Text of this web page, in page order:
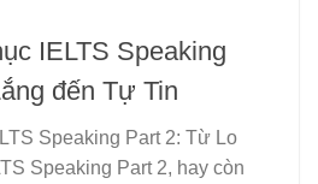
IELTS Speaking
đến Tự Tin
Speaking Part 2: Từ Lo
Speaking Part 2, hay còn